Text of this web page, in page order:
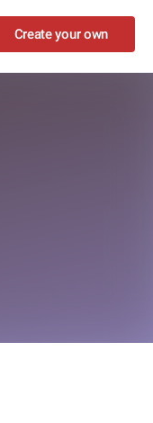
Create your own